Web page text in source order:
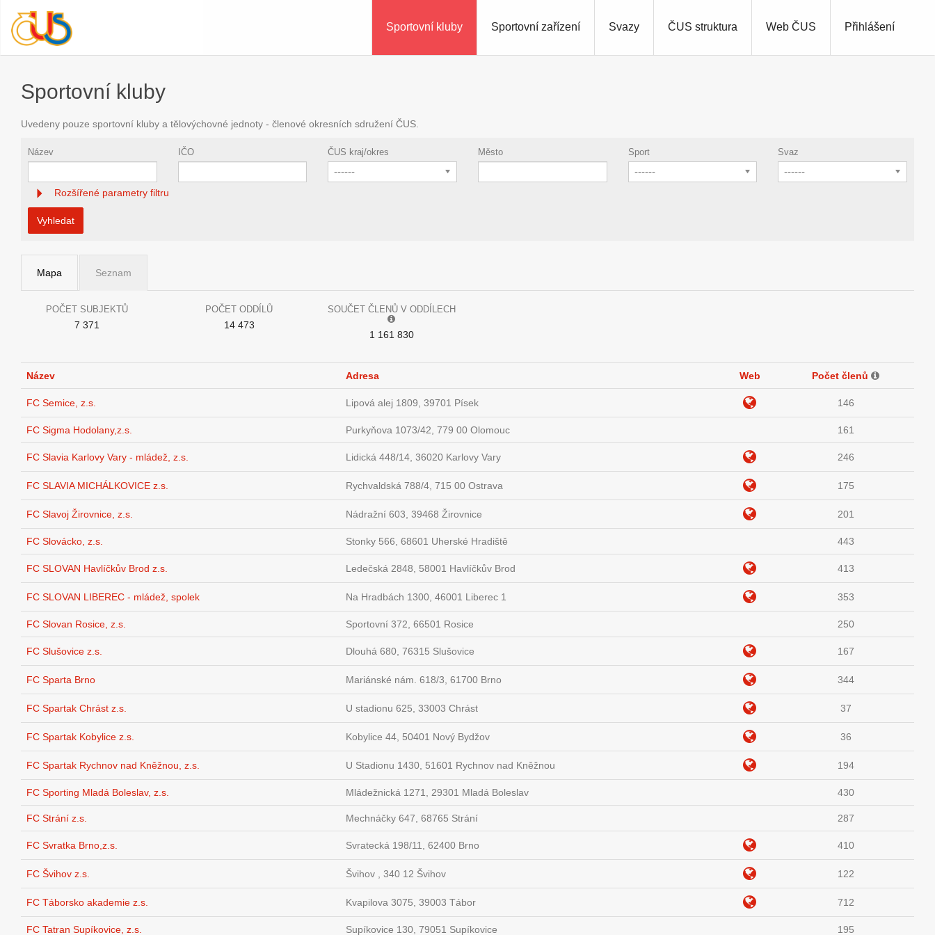
Přihlášení
Sportovní kluby Sportovní zařízení Svazy ČUS struktura Web ČUS
Sportovní kluby
Uvedeny pouze sportovní kluby a tělovýchovné jednoty - členové okresních sdružení ČUS.
Název IČO ČUS kraj/okres
------
Město Sport
------
Svaz
------
Rozšířené parametry filtru
Vyhledat
Mapa Seznam
POČET SUBJEKTŮ
7 371
POČET ODDÍLŮ
14 473
SOUČET ČLENŮ V ODDÍLECH
1 161 830
Název Adresa Web Počet členů
FC Semice, z.s. Lipová alej 1809, 39701 Písek 146
FC Sigma Hodolany,z.s. Purkyňova 1073/42, 779 00 Olomouc 161
FC Slavia Karlovy Vary - mládež, z.s. Lidická 448/14, 36020 Karlovy Vary 246
FC SLAVIA MICHÁLKOVICE z.s. Rychvaldská 788/4, 715 00 Ostrava 175
FC Slavoj Žirovnice, z.s. Nádražní 603, 39468 Žirovnice 201
FC Slovácko, z.s. Stonky 566, 68601 Uherské Hradiště 443
FC SLOVAN Havlíčkův Brod z.s. Ledečská 2848, 58001 Havlíčkův Brod 413
FC SLOVAN LIBEREC - mládež, spolek Na Hradbách 1300, 46001 Liberec 1 353
FC Slovan Rosice, z.s. Sportovní 372, 66501 Rosice 250
FC Slušovice z.s. Dlouhá 680, 76315 Slušovice 167
FC Sparta Brno Mariánské nám. 618/3, 61700 Brno 344
FC Spartak Chrást z.s. U stadionu 625, 33003 Chrást 37
FC Spartak Kobylice z.s. Kobylice 44, 50401 Nový Bydžov 36
FC Spartak Rychnov nad Kněžnou, z.s. U Stadionu 1430, 51601 Rychnov nad Kněžnou 194
FC Sporting Mladá Boleslav, z.s. Mládežnická 1271, 29301 Mladá Boleslav 430
FC Strání z.s. Mechnáčky 647, 68765 Strání 287
FC Svratka Brno,z.s. Svratecká 198/11, 62400 Brno 410
FC Švihov z.s. Švihov , 340 12 Švihov 122
FC Táborsko akademie z.s. Kvapilova 3075, 39003 Tábor 712
FC Tatran Supíkovice, z.s. Supíkovice 130, 79051 Supíkovice 195